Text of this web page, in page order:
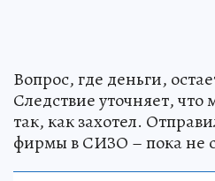
Вопрос, где деньги,
Следствие уточняет,
так, как захотел.
фирмы в СИЗО – пока не